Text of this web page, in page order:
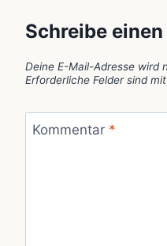
Schreibe
Deine E-Mail-Adresse wird
Erforderliche Felder sind mit
Kommentar *